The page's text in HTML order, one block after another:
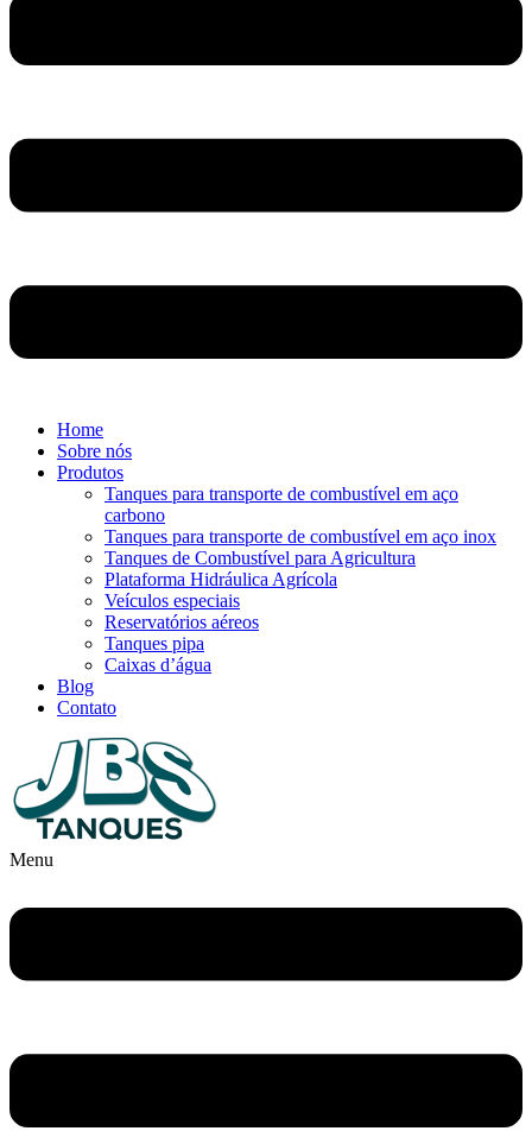
Home
Sobre nós
Produtos
Tanques para transporte de combustível em aço
carbono
Tanques para transporte de combustível em aço inox
Tanques de Combustível para Agricultura
Plataforma Hidráulica Agrícola
Veículos especiais
Reservatórios aéreos
Tanques pipa
Caixas d’água
Blog
Contato
Menu